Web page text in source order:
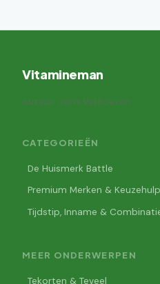
Vitamineman
Auteur: Joris Verhoeven
CATEGORIEËN
De Huismerk Battle
Premium Merken & Keuzehulp
Tijdstip, Inname &
MEER ONDERWERPEN
Tekorten & Teveel